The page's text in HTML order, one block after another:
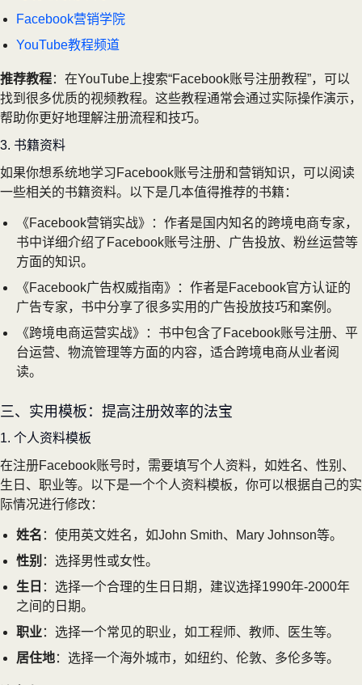
Facebook营销学院
YouTube教程频道
推荐教程：在YouTube上搜索“Facebook账号注册教程”，可以
找到很多优质的视频教程。这些教程通常会通过实际操作演示，
帮助你更好地理解注册流程和技巧。
3. 书籍资料
如果你想系统地学习Facebook账号注册和营销知识，可以阅读
一些相关的书籍资料。以下是几本值得推荐的书籍：
《Facebook营销实战》：作者是国内知名的跨境电商专家，
书中详细介绍了Facebook账号注册、广告投放、粉丝运营等
方面的知识。
《Facebook广告权威指南》：作者是Facebook官方认证的
广告专家，书中分享了很多实用的广告投放技巧和案例。
《跨境电商运营实战》：书中包含了Facebook账号注册、平
台运营、物流管理等方面的内容，适合跨境电商从业者阅
读。
三、实用模板：提高注册效率的法宝
1. 个人资料模板
在注册Facebook账号时，需要填写个人资料，如姓名、性别、
生日、职业等。以下是一个个人资料模板，你可以根据自己的实
际情况进行修改：
姓名 ：使用英文姓名，如John Smith、Mary Johnson等。
性别 ：选择男性或女性。
生日 ：选择一个合理的生日日期，建议选择1990年-2000年
之间的日期。
职业：选择一个常见的职业，如工程师、教师、医生等。
居住地：选择一个海外城市，如纽约、伦敦、多伦多等。